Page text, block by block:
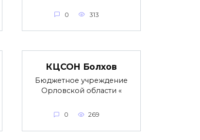
0 313
КЦСОН Болхов
Бюджетное учреждение
Орловской области «
0 269